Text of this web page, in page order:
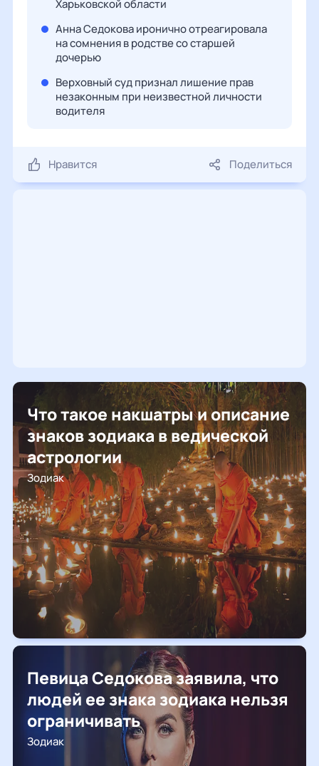
Харьковской области
Анна Седокова иронично отреагировала
на сомнения в родстве со старшей
дочерью
Верховный суд признал лишение прав
незаконным при неизвестной личности
водителя
Нравится Поделиться
Что такое накшатры и описание
знаков зодиака в ведической
астрологии
Зодиак
Певица Седокова заявила, что
людей ее знака зодиака нельзя
ограничивать
Зодиак